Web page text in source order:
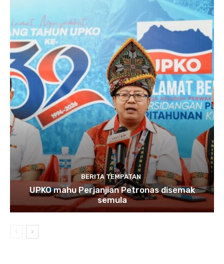
BERITA TEMPATAN
UPKO mahu Perjanjian Petronas disemak
semula